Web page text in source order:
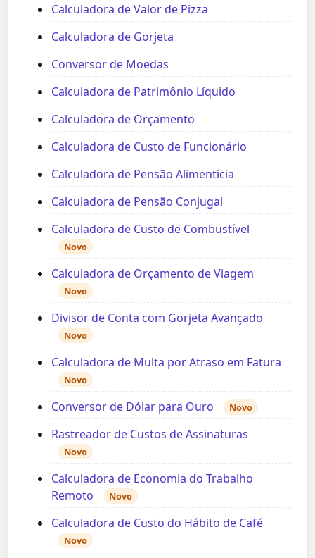
Calculadora de Valor de Pizza
Calculadora de Gorjeta
Conversor de Moedas
Calculadora de Patrimônio Líquido
Calculadora de Orçamento
Calculadora de Custo de Funcionário
Calculadora de Pensão Alimentícia
Calculadora de Pensão Conjugal
Calculadora de Custo de Combustível
Novo
Calculadora de Orçamento de Viagem
Novo
Divisor de Conta com Gorjeta Avançado
Novo
Calculadora de Multa por Atraso em Fatura
Novo
Conversor de Dólar para Ouro Novo
Rastreador de Custos de Assinaturas
Novo
Calculadora de Economia do Trabalho
Remoto
Novo
Calculadora de Custo do Hábito de Café
Novo